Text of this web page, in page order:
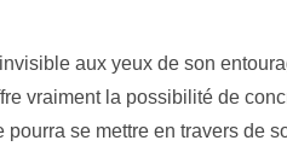
aux yeux de son
vraiment la possibilité de
se mettre en travers de